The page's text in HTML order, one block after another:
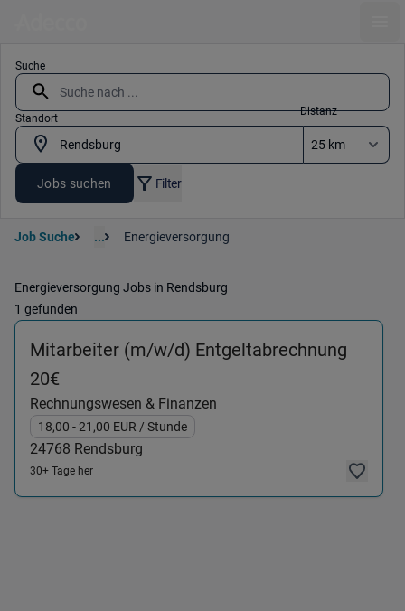
Suche
Standort
Distanz
Jobs suchen Filter
Job Suche ... Energieversorgung
Energieversorgung Jobs in Rendsburg
1 gefunden
Mitarbeiter (m/w/d) Entgeltabrechnung
20€
Rechnungswesen & Finanzen
18,00 - 21,00 EUR / Stunde
24768 Rendsburg
30+ Tage her